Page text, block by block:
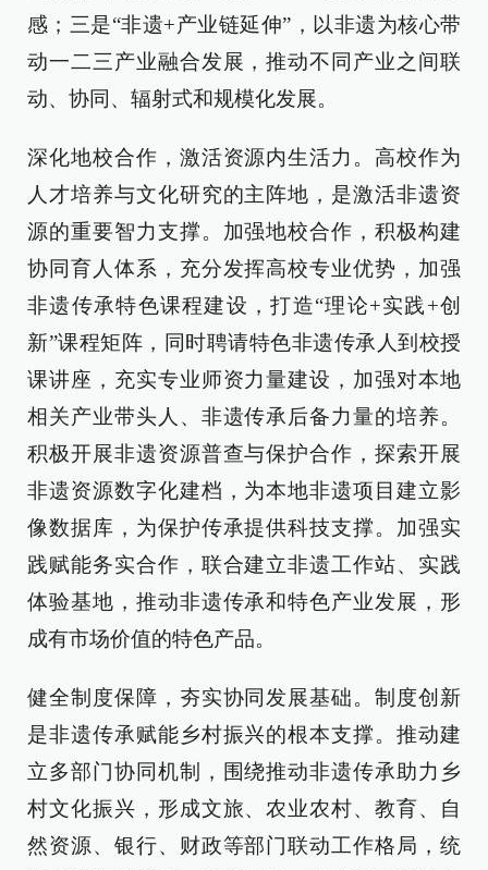
感；三是“非遗+产业链延伸”，以非遗为核心带
动一二三产业融合发展，推动不同产业之间联
动、协同、辐射式和规模化发展。
深化地校合作，激活资源内生活力。高校作为
人才培养与文化研究的主阵地，是激活非遗资
源的重要智力支撑。加强地校合作，积极构建
协同育人体系，充分发挥高校专业优势，加强
非遗传承特色课程建设，打造“理论+实践+创
新”课程矩阵，同时聘请特色非遗传承人到校授
课讲座，充实专业师资力量建设，加强对本地
相关产业带头人、非遗传承后备力量的培养。
积极开展非遗资源普查与保护合作，探索开展
非遗资源数字化建档，为本地非遗项目建立影
像数据库，为保护传承提供科技支撑。加强实
践赋能务实合作，联合建立非遗工作站、实践
体验基地，推动非遗传承和特色产业发展，形
成有市场价值的特色产品。
健全制度保障，夯实协同发展基础。制度创新
是非遗传承赋能乡村振兴的根本支撑。推动建
立多部门协同机制，围绕推动非遗传承助力乡
村文化振兴，形成文旅、农业农村、教育、自
然资源、银行、财政等部门联动工作格局，统